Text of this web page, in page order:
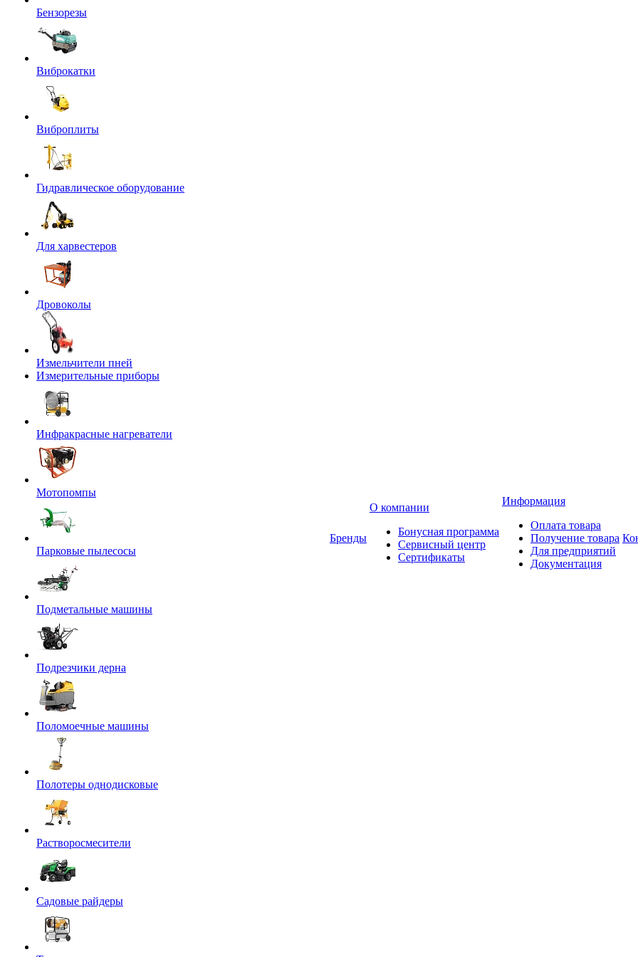
Бензорезы
Виброкатки
Виброплиты
Гидравлическое оборудование
Для харвестеров
Дровоколы
Измельчители пней
Измерительные приборы
Инфракрасные нагреватели
Мотопомпы
Парковые пылесосы
Подметальные машины
Подрезчики дерна
Поломоечные машины
Полотеры однодисковые
Растворосмесители
Садовые райдеры
Бренды
О компании
Бонусная программа
Сервисный центр
Сертификаты
Информация
Оплата товара
Получение товара
Для предприятий
Документация